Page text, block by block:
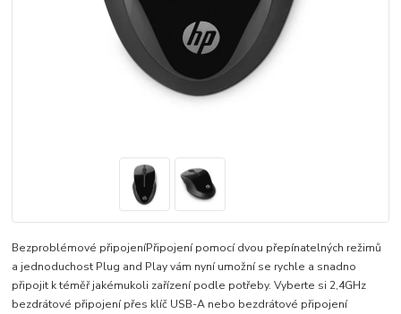
Bezproblémové připojeníPřipojení pomocí dvou přepínatelných režimů
a jednoduchost Plug and Play vám nyní umožní se rychle a snadno
připojit k téměř jakémukoli zařízení podle potřeby. Vyberte si 2,4GHz
bezdrátové připojení přes klíč USB-A nebo bezdrátové připojení